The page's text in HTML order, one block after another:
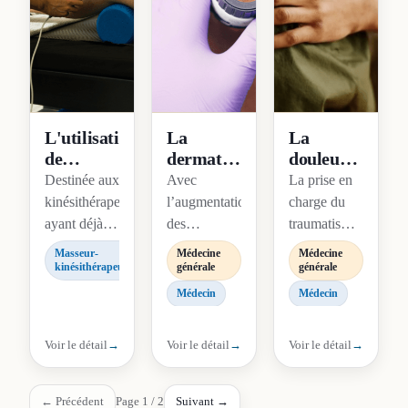
nombreux
pa…
alternatives
théorique et
pratique,
vo…
L'utilisation
de
l'échographie
en
cabinet
de
kinésithérapie
Perfectionnement
Destinée aux
kinésithérapeutes
ayant déjà
des notions
en
perfectionnement
permettra
Masseur-
kinésithérapeute
Voir le détail →
La
dermatoscopie
/la
biopsie
cutanée/
les
sutures
en
médecine
Avec
l’augmentation
des
mélanomes
et autres
pathologies
cutanées, le
enjeu
Médecine
générale
Médecin
Voir le détail →
La
douleur
chronique
liée au
traumatisme
:
proposer
une
psychothérapie
soutien
adaptée
La prise en
charge du
traumatisme
psychique et
corporel s'est
structurée
récemment
Médecine
générale
Médecin
Voir le détail →
← Précédent Page 1 / 2 Suivant →